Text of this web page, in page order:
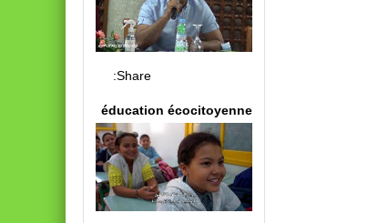
Share:
éducation écocitoyenne